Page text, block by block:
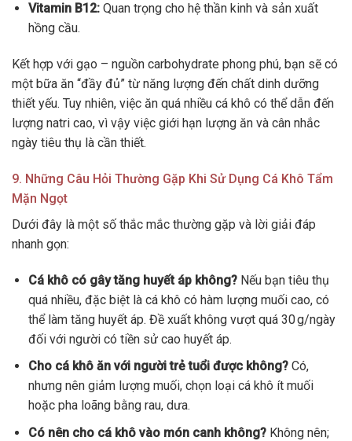
Vitamin B12:Quan trọng cho hệ thần kinh và sản xuất
hồng cầu.
Kết hợp với gạo – nguồn carbohydrate phong phú, bạn sẽ có
một bữa ăn “đầy đủ” từ năng lượng đến chất dinh dưỡng
thiết yếu. Tuy nhiên, việc ăn quá nhiều cá khô có thể dẫn đến
lượng natri cao, vì vậy việc giới hạn lượng ăn và cân nhắc
ngày tiêu thụ là cần thiết.
9. Những Câu Hỏi Thường Gặp Khi Sử Dụng Cá Khô Tẩm
Mặn Ngọt
Dưới đây là một số thắc mắc thường gặp và lời giải đáp
nhanh gọn:
Cá khô có gây tăng huyết áp không?Nếu bạn tiêu thụ
quá nhiều, đặc biệt là cá khô có hàm lượng muối cao, có
thể làm tăng huyết áp. Đề xuất không vượt quá 30 g/ngày
đối với người có tiền sử cao huyết áp.
Cho cá khô ăn với người trẻ tuổi được không?Có,
nhưng nên giảm lượng muối, chọn loại cá khô ít muối
hoặc pha loãng bằng rau, dưa.
Có nên cho cá khô vào món canh không?Không nên;